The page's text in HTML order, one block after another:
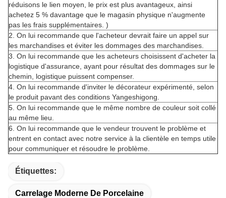
réduisons le lien moyen, le prix est plus avantageux, ainsi
achetez 5 % davantage que le magasin physique n'augmente
pas les frais supplémentaires. )
2. On lui recommande que l'acheteur devrait faire un appel sur
les marchandises et éviter les dommages des marchandises.
3. On lui recommande que les acheteurs choisissent d'acheter la
logistique d'assurance, ayant pour résultat des dommages sur le
chemin, logistique puissent compenser.
4. On lui recommande d'inviter le décorateur expérimenté, selon
le produit pavant des conditions Yangeshigong.
5. On lui recommande que le même nombre de couleur soit collé
au même lieu.
6. On lui recommande que le vendeur trouvent le problème et
entrent en contact avec notre service à la clientèle en temps utile
pour communiquer et résoudre le problème.
Étiquettes:
Carrelage Moderne De Porcelaine